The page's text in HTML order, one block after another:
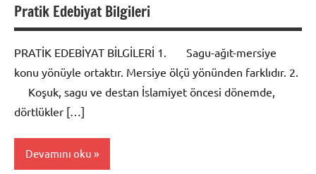
Pratik Edebiyat Bilgileri
PRATİK EDEBİYAT BİLGİLERİ 1. Sagu-ağıt-mersiye
konu yönüyle ortaktır. Mersiye ölçü yönünden farklıdır. 2.
Koşuk, sagu ve destan İslamiyet öncesi dönemde,
dörtlükler […]
Devamını oku